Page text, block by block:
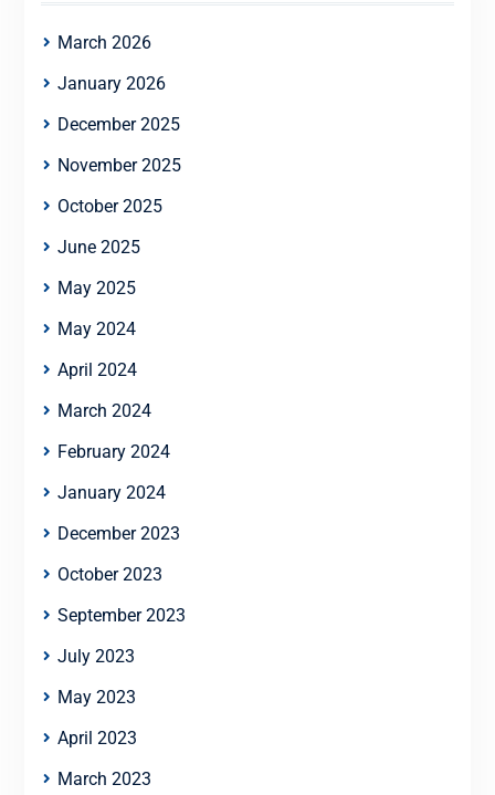
March 2026
January 2026
December 2025
November 2025
October 2025
June 2025
May 2025
May 2024
April 2024
March 2024
February 2024
January 2024
December 2023
October 2023
September 2023
July 2023
May 2023
April 2023
March 2023